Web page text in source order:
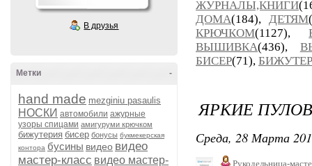
В друзья
-
Метки
hand made mezginiu pasaulis
НОСКИ автомобили ажурные
узоры спицами амигуруми крючком
бижутерия бисер бонусы букмекерская
контора бусины видео видео
мастер-класс видео мастер-
ЖУРНАЛЫ,КНИГИ
ДОМА(184),ДЕТЯМ
КРЮЧКОМ(1127),
ВЫШИВКА(436),
БИСЕР(71),
ЯРКИЕ
Среда, 28 Марта
Рукодельница-